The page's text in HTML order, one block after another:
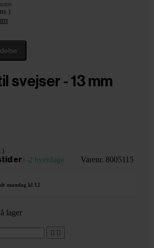
svejser - 13 mm
er1-2 hverdage Varenr. 8005115
mandag kl 12
lager
 